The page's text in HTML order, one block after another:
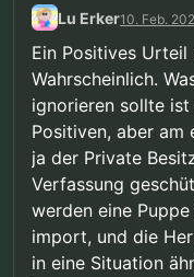
Lu Erker10. Feb.
Ein Positives
Wahrscheinlich.
ignorieren sollte
Positiven, aber am
ja der Private
Verfassung
werden eine
import, und die
in eine Situation